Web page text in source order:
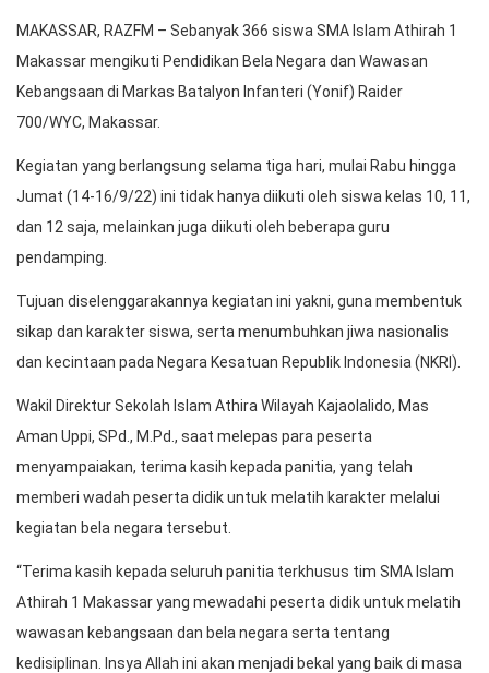
MAKASSAR, RAZFM – Sebanyak 366 siswa SMA Islam Athirah 1
Makassar mengikuti Pendidikan Bela Negara dan Wawasan
Kebangsaan di Markas Batalyon Infanteri (Yonif) Raider
700/WYC, Makassar.
Kegiatan yang berlangsung selama tiga hari, mulai Rabu hingga
Jumat (14-16/9/22) ini tidak hanya diikuti oleh siswa kelas 10, 11,
dan 12 saja, melainkan juga diikuti oleh beberapa guru
pendamping.
Tujuan diselenggarakannya kegiatan ini yakni, guna membentuk
sikap dan karakter siswa, serta menumbuhkan jiwa nasionalis
dan kecintaan pada Negara Kesatuan Republik Indonesia (NKRI).
Wakil Direktur Sekolah Islam Athira Wilayah Kajaolalido, Mas
Aman Uppi, SPd., M.Pd., saat melepas para peserta
menyampaiakan, terima kasih kepada panitia, yang telah
memberi wadah peserta didik untuk melatih karakter melalui
kegiatan bela negara tersebut.
“Terima kasih kepada seluruh panitia terkhusus tim SMA Islam
Athirah 1 Makassar yang mewadahi peserta didik untuk melatih
wawasan kebangsaan dan bela negara serta tentang
kedisiplinan. Insya Allah ini akan menjadi bekal yang baik di masa